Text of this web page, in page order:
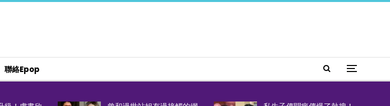
聯絡epop